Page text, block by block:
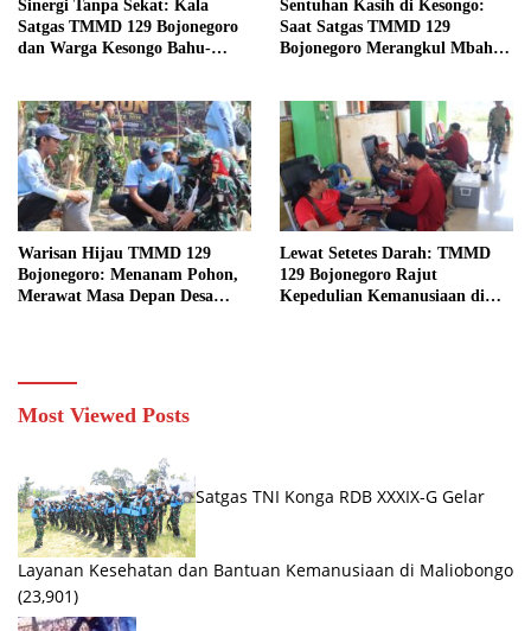
Sinergi Tanpa Sekat: Kala
Satgas TMMD 129 Bojonegoro
dan Warga Kesongo Bahu-
Sentuhan Kasih di Kesongo:
Saat Satgas TMMD 129
Bojonegoro Merangkul Mbah
Warisan Hijau TMMD 129
Bojonegoro: Menanam Pohon,
Merawat Masa Depan Desa
Lewat Setetes Darah: TMMD
129 Bojonegoro Rajut
Kepedulian Kemanusiaan di
Most Viewed Posts
Satgas TNI Konga RDB XXXIX-G Gelar
Layanan Kesehatan dan Bantuan Kemanusiaan di Maliobongo
(23,901)